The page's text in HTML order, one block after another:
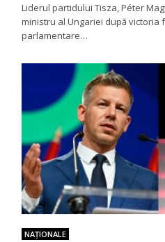
Liderul partidului Tisza, Péter
ministru al Ungariei după
parlamentare…
NAŢIONALE